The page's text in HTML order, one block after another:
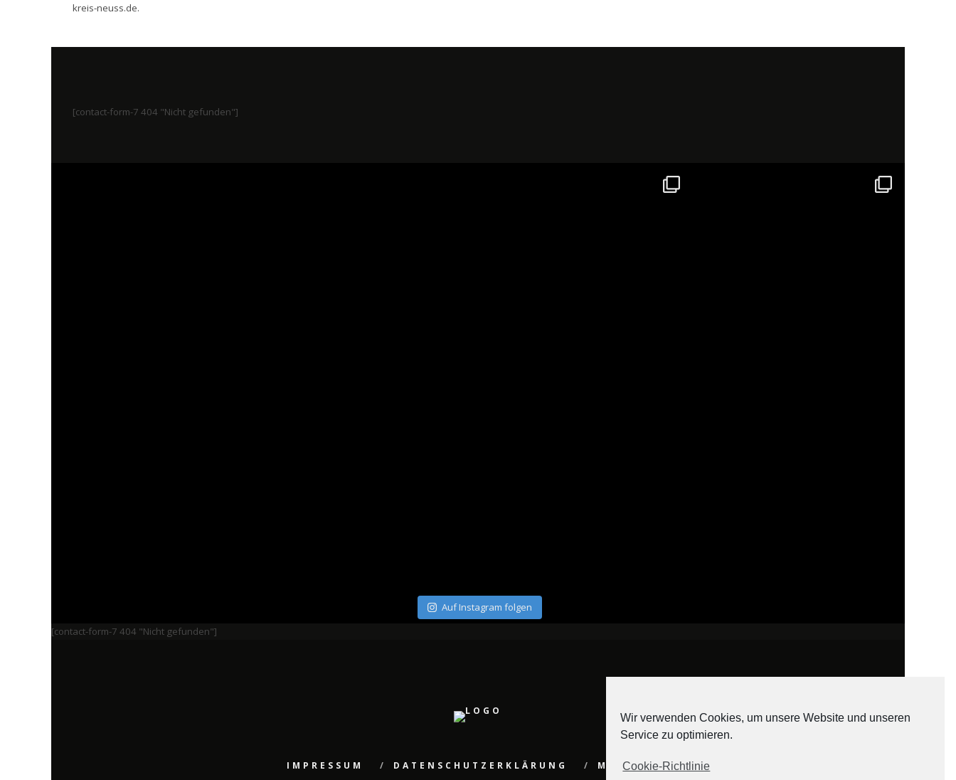
kreis-neuss.de.
[contact-form-7 404 "Nicht gefunden"]
Auf Instagram folgen
[contact-form-7 404 "Nicht gefunden"]
IMPRESSUM DATENSCHUTZERKLÄRUNG MEDIADATEN
Wir verwenden Cookies, um unsere Website und unseren
Service zu optimieren.
Cookie-Richtlinie